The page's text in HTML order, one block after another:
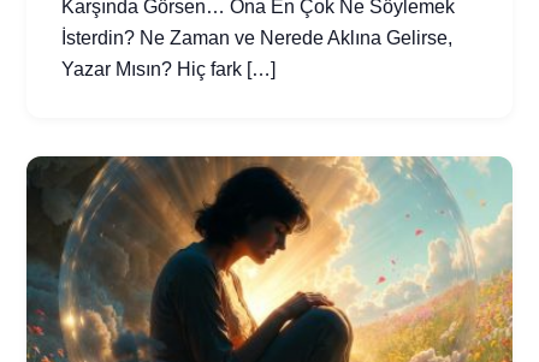
Karşında Görsen… Ona En Çok Ne Söylemek
İsterdin? Ne Zaman ve Nerede Aklına Gelirse,
Yazar Mısın? Hiç fark […]